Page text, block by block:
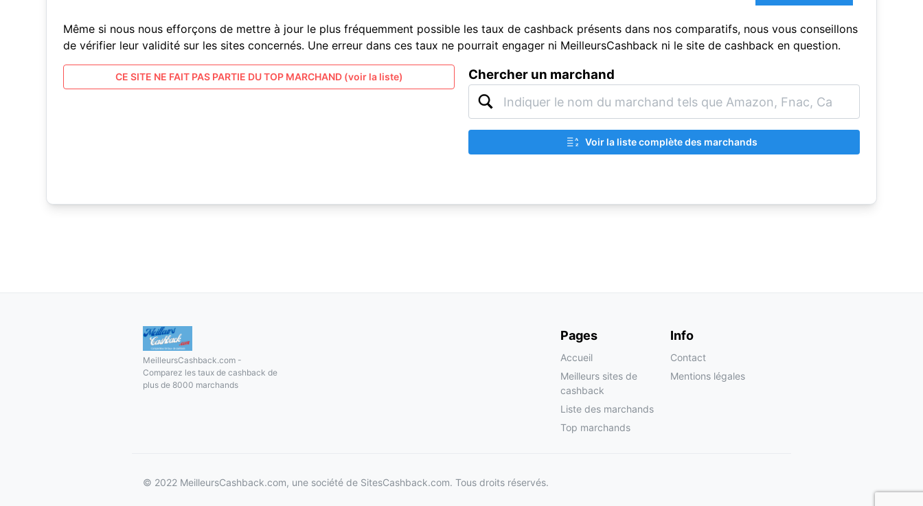
Même si nous nous efforçons de mettre à jour le plus fréquemment possible les taux de cashback présents dans nos comparatifs, nous vous conseillons
de vérifier leur validité sur les sites concernés. Une erreur dans ces taux ne pourrait engager ni MeilleursCashback ni le site de cashback en question.
CE SITE NE FAIT PAS PARTIE DU TOP MARCHAND (voir la liste) Chercher un marchand
A
Z
Voir la liste complète des marchands
MeilleursCashback.com -
Comparez les taux de cashback de
plus de 8000 marchands
Pages
Accueil
Meilleurs sites de
cashback
Liste des marchands
Top marchands
Info
Contact
Mentions légales
© 2022 MeilleursCashback.com, une société de SitesCashback.com. Tous droits réservés.